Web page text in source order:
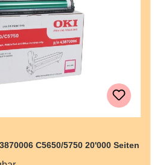
C5650/5750 20'000 Seiten